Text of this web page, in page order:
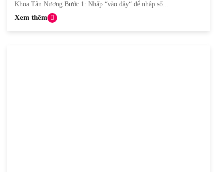
Khoa Tân Nương Bước 1: Nhấp “vào đây“ để nhập số...
Xem thêm